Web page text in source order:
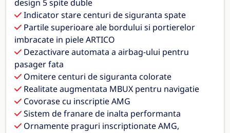
design 5 spite duble
Indicator stare centuri de siguranta spate
Partile superioare ale bordului si portierelor
imbracate in piele ARTICO
Dezactivare automata a airbag-ului pentru
pasager fata
Omitere centuri de siguranta colorate
Realitate augmentata MBUX pentru navigatie
Covorase cu inscriptie AMG
Sistem de franare de inalta performanta
Ornamente praguri inscriptionate AMG,